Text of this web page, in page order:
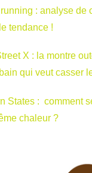
: analyse de
tendance !
X : la montre
qui veut casser
States : comment
chaleur ?